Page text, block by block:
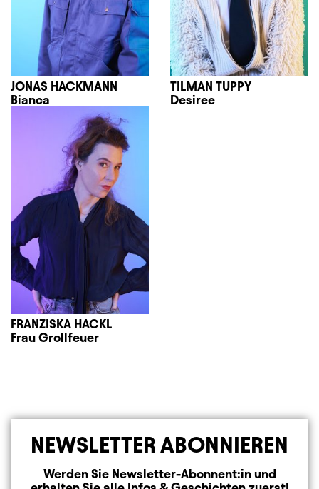
JONAS HACKMANN
Bianca
TILMAN TUPPY
Desiree
FRANZISKA HACKL
Frau Grollfeuer
NEWSLETTER ABONNIEREN
Werden Sie Newsletter-Abonnent:in und